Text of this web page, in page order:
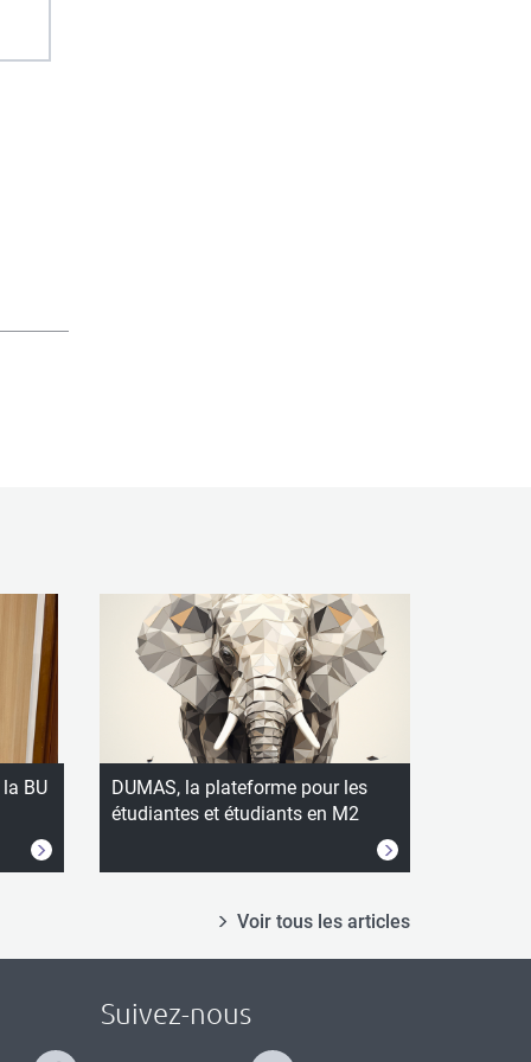
BU
DUMAS, la plateforme pour les
étudiantes et étudiants en M2
Voir tous les articles
Suivez-nous